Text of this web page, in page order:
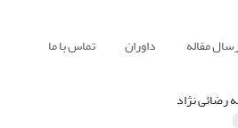
مقاله داوران تماس با ما
رضائی نژاد